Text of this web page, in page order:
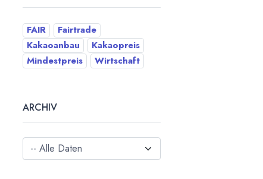
FAIR
Fairtrade
Kakaoanbau
Kakaopreis
Mindestpreis
Wirtschaft
ARCHIV